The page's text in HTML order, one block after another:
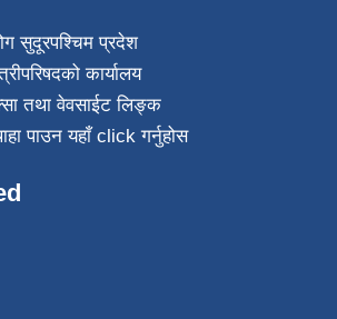
सुदूरपश्चिम प्रदेश
कार्यालय
तथा वेवसाईट लिङ्क
पाउन यहाँ click गर्नुहोस